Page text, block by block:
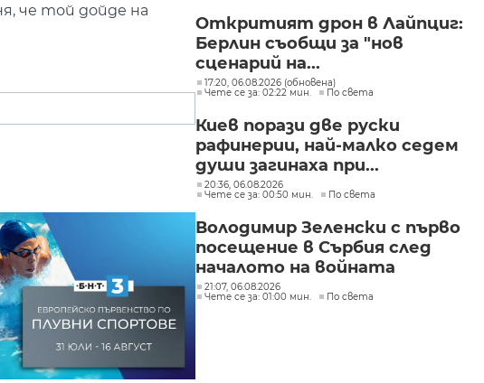
че той дойде на
Откритият дрон в Лайпциг:
Берлин съобщи за "нов
сценарий на...
17:20, 06.08.2026 (обновена)
Чете се за: 02:22 мин.
По света
Киев порази две руски
рафинерии, най-малко седем
души загинаха при...
20:36, 06.08.2026
Чете се за: 00:50 мин.
По света
Володимир Зеленски с първо
посещение в Сърбия след
началото на войната
21:07, 06.08.2026
Чете се за: 01:00 мин.
По света